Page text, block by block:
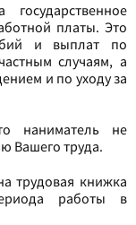
государственное
платы. Это
и выплат по
случаям, а
и по уходу за
наниматель не
Вашего труда.
трудовая книжка
работы в